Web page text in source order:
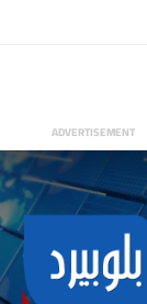
ADVERTISEMENT